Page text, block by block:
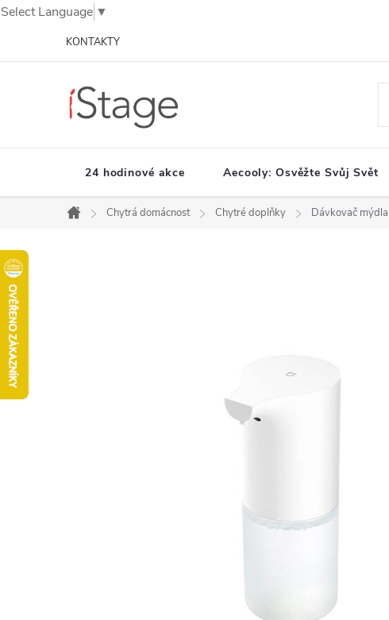
Select Language ▼
KONTAKTY
24 hodinové akce Aecooly: Osvěžte Svůj Svět
Domů
Chytrá domácnost Chytré doplňky Dávkovač mýdla